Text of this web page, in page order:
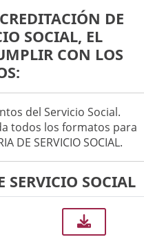
DE
SOCIAL, EL
CON LOS
del Servicio Social.
todos los formatos para
DE SERVICIO SOCIAL.
SERVICIO SOCIAL